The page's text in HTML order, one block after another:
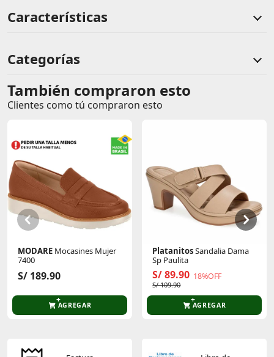
Características
Categorías
Comentarios de clientes
Comentarios de clientes que compraron este producto
Sin calificaciones
Este producto aún no tiene calificaciones.
Sé el primero en comentar y acumula Puntos.
También compraron esto
Clientes como tú compraron esto
MODARE Mocasines Mujer
7400
S/ 189.90
AGREGAR
PlatanitosSandalia Dama
Sp Paulita
S/ 89.90 18%OFF
S/ 109.90
AGREGAR